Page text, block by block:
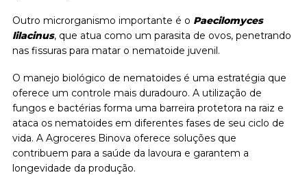
Outro microrganismo importante é o Paecilomyces
lilacinus, que atua como um parasita de ovos, penetrando
nas fissuras para matar o nematoide juvenil.
O manejo biológico de nematoides é uma estratégia que
oferece um controle mais duradouro. A utilização de
fungos e bactérias forma uma barreira protetora na raiz e
ataca os nematoides em diferentes fases de seu ciclo de
vida. A Agroceres Binova oferece soluções que
contribuem para a saúde da lavoura e garantem a
longevidade da produção.